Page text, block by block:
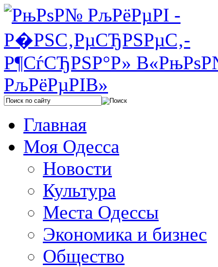
Главная
Моя Одесса
Новости
Культура
Места Одессы
Экономика и бизнес
Общество